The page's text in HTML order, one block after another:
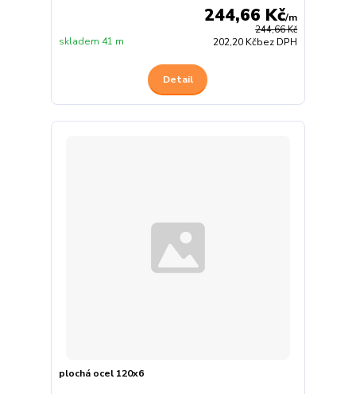
244,66 Kč
244,66 Kč/m
202,20 Kčbez DPH
skladem 41 m
Detail
plochá ocel 120x6